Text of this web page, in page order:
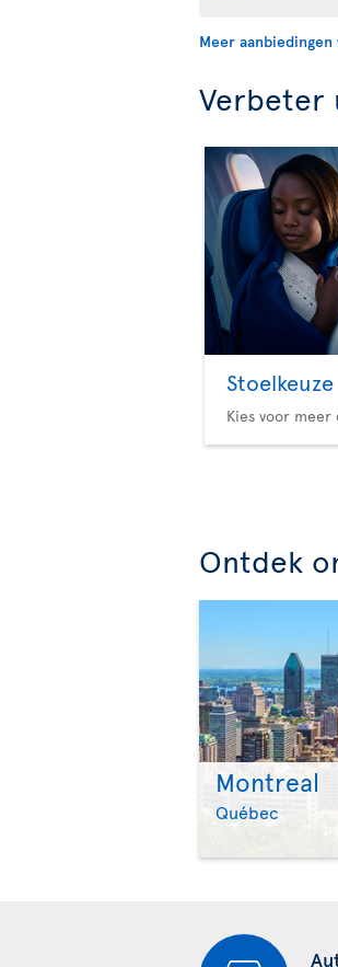
Meer
Verbeter
Stoelkeuze
Kies voor
Ontdek
Montreal
Québec